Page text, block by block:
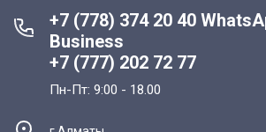
+7 (778) 374 20 40
Business
+7 (777) 202 72 77
Пн-Пт: 9:00 - 18.00